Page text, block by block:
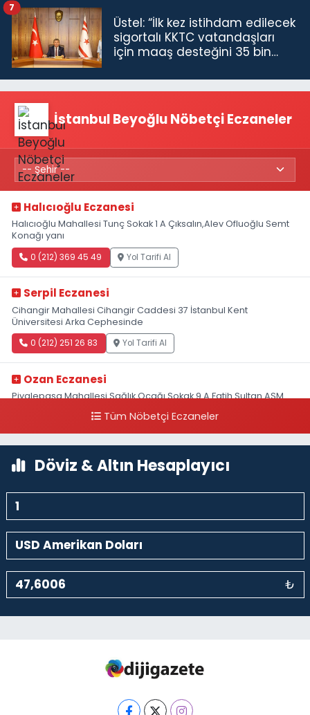
Üstel: “İlk kez istihdam edilecek
sigortalı KKTC vatandaşları
için maaş desteğini 35 bin
7
İstanbul Beyoğlu Nöbetçi Eczaneler
Halıcıoğlu Eczanesi
Halıcıoğlu Mahallesi Tunç Sokak 1 A Çıksalın,Alev Ofluoğlu Semt
Konağı yanı
0 (212) 369 45 49 Yol Tarifi Al
Serpil Eczanesi
Cihangir Mahallesi Cihangir Caddesi 37 İstanbul Kent
Üniversitesi Arka Cephesinde
0 (212) 251 26 83 Yol Tarifi Al
Ozan Eczanesi
Piyalepaşa Mahallesi Sağlık Ocağı Sokak 9 A Fatih Sultan ASM
Tüm Nöbetçi Eczaneler
Döviz & Altın Hesaplayıcı
₺